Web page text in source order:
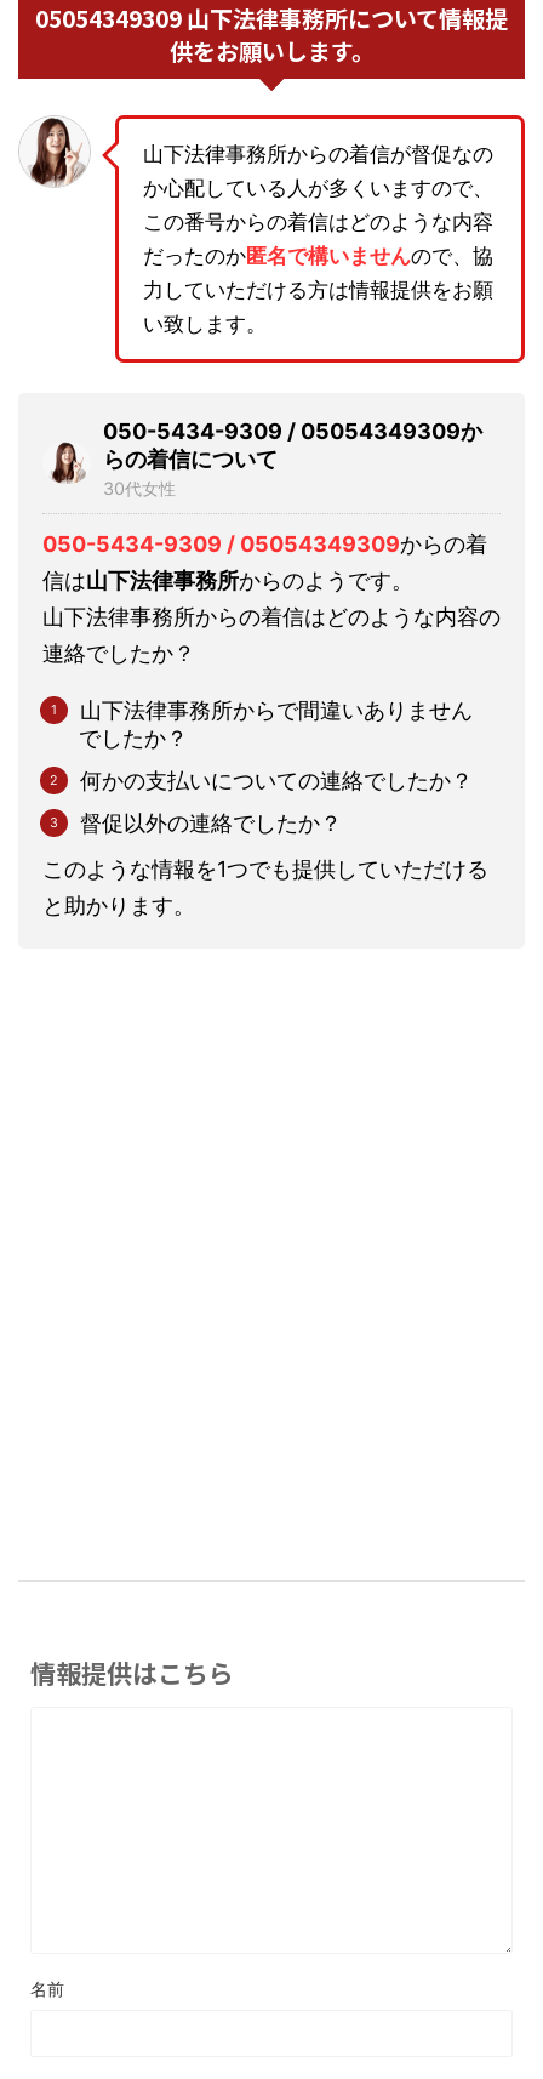
05054349309 山下法律事務所について情報提
供をお願いします。
山下法律事務所からの着信が督促なの
か心配している人が多くいますので、
この番号からの着信はどのような内容
だったのか匿名で構いませんので、協
力していただける方は情報提供をお願
い致します。
050-5434-9309 / 05054349309か
らの着信について
30代女性
050-5434-9309 / 05054349309からの着
信は山下法律事務所からのようです。
山下法律事務所からの着信はどのような内容の
連絡でしたか？
山下法律事務所からで間違いありません
でしたか？
何かの支払いについての連絡でしたか？
督促以外の連絡でしたか？
このような情報を1つでも提供していただける
と助かります。
情報提供はこちら
名前